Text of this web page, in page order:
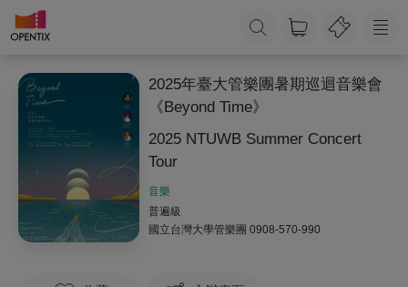
2025年臺大管樂團暑期巡迴音樂會
《Beyond Time》
2025 NTUWB Summer Concert
Tour
音樂
普遍級
國立台灣大學管樂團 0908-570-990